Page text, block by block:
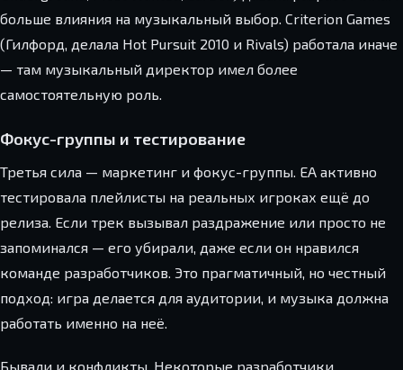
больше влияния на музыкальный выбор. Criterion Games
(Гилфорд, делала Hot Pursuit 2010 и Rivals) работала иначе
— там музыкальный директор имел более
самостоятельную роль.
Фокус-группы и тестирование
Третья сила — маркетинг и фокус-группы. EA активно
тестировала плейлисты на реальных игроках ещё до
релиза. Если трек вызывал раздражение или просто не
запоминался — его убирали, даже если он нравился
команде разработчиков. Это прагматичный, но честный
подход: игра делается для аудитории, и музыка должна
работать именно на неё.
Бывали и конфликты. Некоторые разработчики